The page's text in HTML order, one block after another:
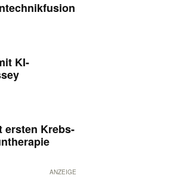
KI-
ersten Krebs-
ANZEIGE